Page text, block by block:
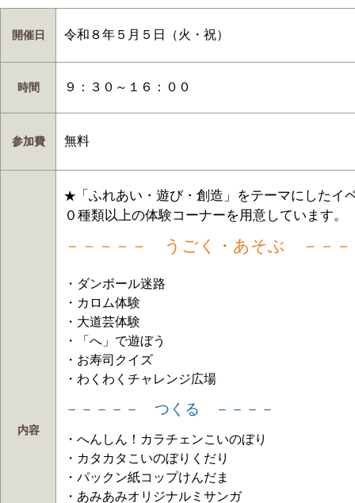
開催日 令和８年５月５日（火・祝）
時間 ９：３０～１６：００
参加費 無料
内容
★
「ふれあい・遊び・創造」をテーマにした
０種類以上の体験コーナーを用意しています。
－－－－－ うごく・あそぶ －－－
・ダンボール迷路
・カロム体験
・大道芸体験
・「へ」で遊ぼう
・お寿司クイズ
・わくわくチャレンジ広場
－－－－－ つくる －－－－
・へんしん！カラチェンこいのぼり
・カタカタこいのぼりくだり
・パックン紙コップけんだま
・あみあみオリジナルミサンガ